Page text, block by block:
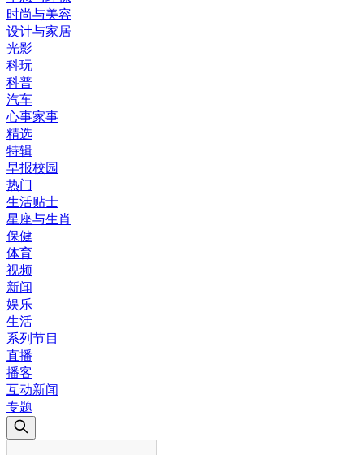
时尚与美容
设计与家居
光影
科玩
科普
汽车
心事家事
精选
特辑
早报校园
热门
生活贴士
星座与生肖
保健
体育
视频
新闻
娱乐
生活
系列节目
直播
播客
互动新闻
专题